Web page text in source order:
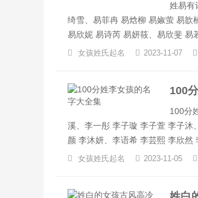
姓易有
绮雪、易菲冉 易焓柳 易婌萤 易歆
易欣妮 易诗芮 易妍筱、易欣斐 易
女孩姓氏起名 2023-11-07
100
100分
溪、李一彤 李子璇 李子萱 李子沐
颜 李沐妍、李语希 李芸熙 李欣然
女孩姓氏起名 2023-11-05